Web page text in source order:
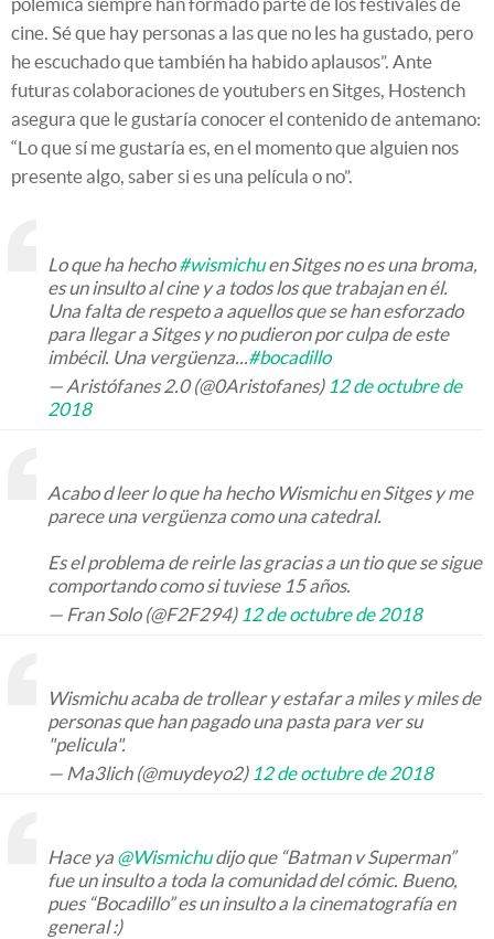
cine. Sé que hay personas a las que no les ha gustado, pero
he escuchado que también ha habido aplausos”. Ante
futuras colaboraciones de youtubers en Sitges, Hostench
asegura que le gustaría conocer el contenido de antemano:
“Lo que sí me gustaría es, en el momento que alguien nos
presente algo, saber si es una película o no”.
Lo que ha hecho#wismichuen Sitges no es una broma,
es un insulto al cine y a todos los que trabajan en él.
Una falta de respeto a aquellos que se han esforzado
para llegar a Sitges y no pudieron por culpa de este
imbécil. Una vergüenza...#bocadillo
— Aristófanes 2.0 (@0Aristofanes) 12 de octubre de
2018
Acabo d leer lo que ha hecho Wismichu en Sitges y me
parece una vergüenza como una catedral.
Es el problema de reirle las gracias a un tio que se sigue
comportando como si tuviese 15 años.
— Fran Solo (@F2F294) 12 de octubre de 2018
Wismichu acaba de trollear y estafar a miles y miles de
personas que han pagado una pasta para ver su
"pelicula".
— Ma3lich (@muydeyo2) 12 de octubre de 2018
Hace ya @Wismichudijo que “Batman v Superman”
fue un insulto a toda la comunidad del cómic. Bueno,
pues “Bocadillo” es un insulto a la cinematografía en
general :)